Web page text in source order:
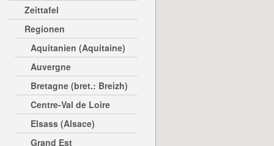
Zeittafel
Regionen
Aquitanien (Aquitaine)
Auvergne
Bretagne (bret.: Breizh)
Centre-Val de Loire
Elsass (Alsace)
Grand Est